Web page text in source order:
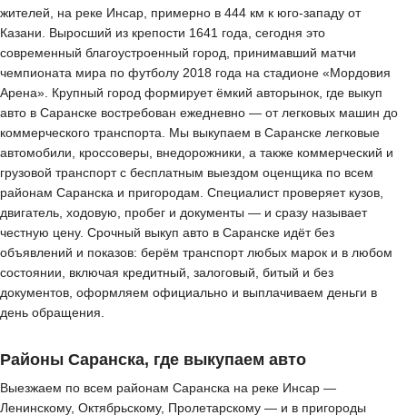
жителей, на реке Инсар, примерно в 444 км к юго-западу от
Казани. Выросший из крепости 1641 года, сегодня это
современный благоустроенный город, принимавший матчи
чемпионата мира по футболу 2018 года на стадионе «Мордовия
Арена». Крупный город формирует ёмкий авторынок, где выкуп
авто в Саранске востребован ежедневно — от легковых машин до
коммерческого транспорта. Мы выкупаем в Саранске легковые
автомобили, кроссоверы, внедорожники, а также коммерческий и
грузовой транспорт с бесплатным выездом оценщика по всем
районам Саранска и пригородам. Специалист проверяет кузов,
двигатель, ходовую, пробег и документы — и сразу называет
честную цену. Срочный выкуп авто в Саранске идёт без
объявлений и показов: берём транспорт любых марок и в любом
состоянии, включая кредитный, залоговый, битый и без
документов, оформляем официально и выплачиваем деньги в
день обращения.
Районы Саранска, где выкупаем авто
Выезжаем по всем районам Саранска на реке Инсар —
Ленинскому, Октябрьскому, Пролетарскому — и в пригороды